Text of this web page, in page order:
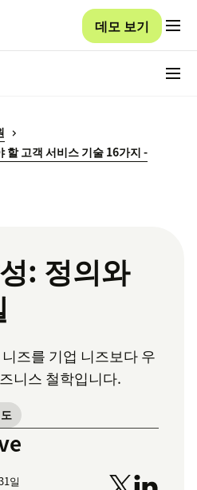
데모 보기
할 고객 서비스 기술 16가지 -
: 정의와
즈를 기업 니즈보다 우
니스 철학입니다.
일